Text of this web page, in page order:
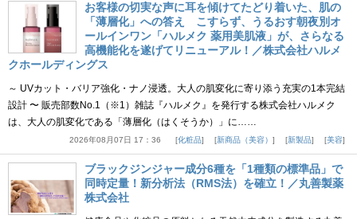
お客様の切実な声に耳を傾けてたどり着いた、肌の
「薄層化」への答え こすらず、うるおす朝夜別オ
ールインワン「ハルメク 薬用美肌液」が、さらなる
高機能化を遂げてリニューアル！／株式会社ハルメ
クホールディングス
～ UVカット・バリア強化・ナノ浸透。大人の肌変化に寄り添う充実の1本完結
設計 〜 販売部数No.1（※1）雑誌『ハルメク』を発行する株式会社ハルメク
は、大人の肌変化である「薄層化（はくそうか）」に……
2026年08月07日 17：36 化粧品 新商品（美容） 新製品 美容
ブラックジンジャー成分6種を「1種類の標準品」で
同時定量！新分析法（RMS法）を確立！／丸善製薬
株式会社